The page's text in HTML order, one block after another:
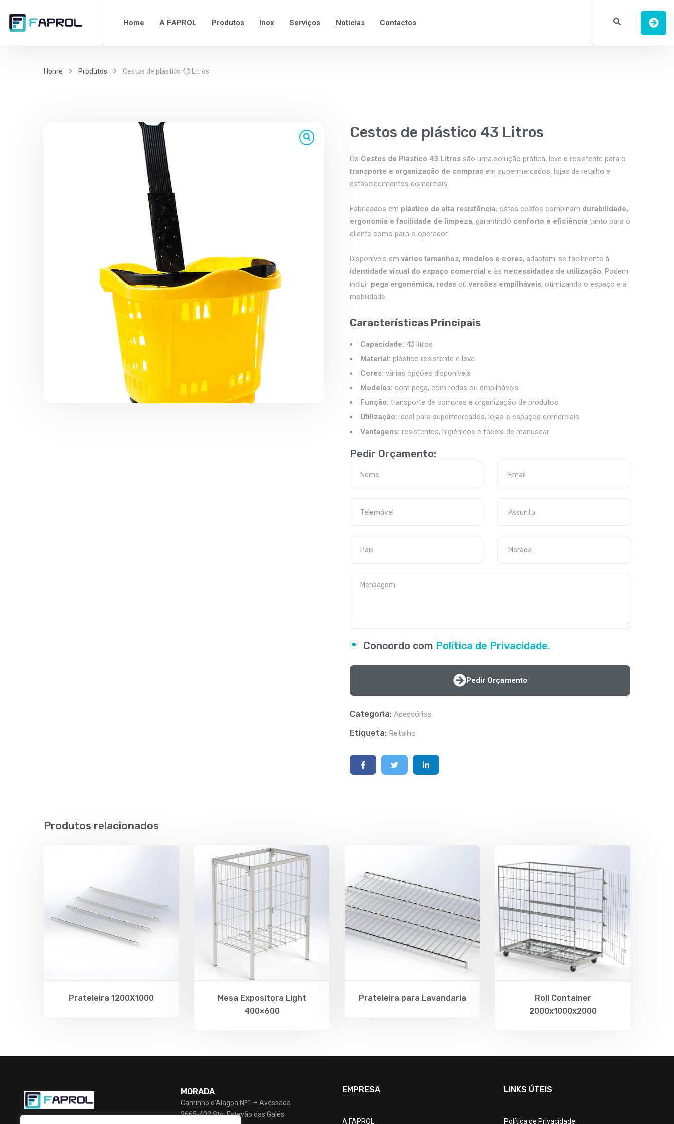
Home A FAPROL Produtos Inox Serviços Notícias Contactos
Home Produtos Cestos de plástico 43 Litros
Cestos de plástico 43 Litros
Os Cestos de Plástico 43 Litros são uma solução prática, leve e resistente para o
transporte e organização de compras em supermercados, lojas de retalho e
estabelecimentos comerciais.
Fabricados em plástico de alta resistência, estes cestos combinam durabilidade,
ergonomia e facilidade de limpeza, garantindo conforto e eficiência tanto para o
cliente como para o operador.
Disponíveis em vários tamanhos, modelos e cores, adaptam-se facilmente à
identidade visual do espaço comercial e às necessidades de utilização. Podem
incluir pega ergonómica, rodas ou versões empilháveis, otimizando o espaço e a
mobilidade.
Características Principais
Capacidade: 43 litros
Material: plástico resistente e leve
Cores: várias opções disponíveis
Modelos: com pega, com rodas ou empilháveis
Função: transporte de compras e organização de produtos
Utilização: ideal para supermercados, lojas e espaços comerciais
Vantagens: resistentes, higiénicos e fáceis de manusear
Pedir Orçamento:
Concordo com Política de Privacidade.
Pedir Orçamento
Categoria: Acessórios
Etiqueta: Retalho
Produtos relacionados
Prateleira 1200X1000
Mesa Expositora Light
400×600
Prateleira para Lavandaria
Roll Container
2000x1000x2000
MORADA
Caminho d’Alagoa Nº1 – Avessada
2665-402 Sto. Estevão das Galés
EMPRESA
A FAPROL
LINKS ÚTEIS
Política de Privacidade